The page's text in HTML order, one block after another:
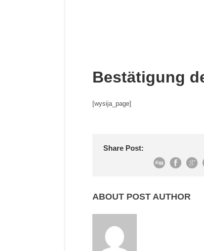
Bestätigung
[wysija_page]
Share Post:
ABOUT POST AUTHOR